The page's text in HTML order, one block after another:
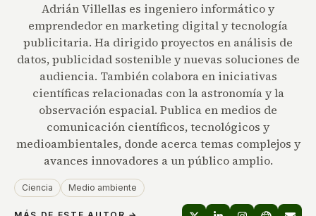
Adrián Villellas es ingeniero informático y
emprendedor en marketing digital y tecnología
publicitaria. Ha dirigido proyectos en análisis de
datos, publicidad sostenible y nuevas soluciones de
audiencia. También colabora en iniciativas
científicas relacionadas con la astronomía y la
observación espacial. Publica en medios de
comunicación científicos, tecnológicos y
medioambientales, donde acerca temas complejos y
avances innovadores a un público amplio.
Ciencia Medio ambiente